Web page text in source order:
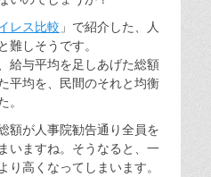
レス比較 」で紹介した、人
難しそうです。
給与平均を足しあげた総額
平均を、民間のそれと均衡
額が人事院勧告通り全員を
いますね。そうなると、一
り高くなってしまいます。